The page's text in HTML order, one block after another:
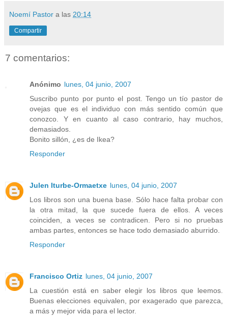
Noemí Pastor a las 20:14
Compartir
7 comentarios:
Anónimo lunes, 04 junio, 2007
Suscribo punto por punto el post. Tengo un tío pastor de
ovejas que es el individuo con más sentido común que
conozco. Y en cuanto al caso contrario, hay muchos,
demasiados.
Bonito sillón, ¿es de Ikea?
Responder
Julen Iturbe-Ormaetxe lunes, 04 junio, 2007
Los libros son una buena base. Sólo hace falta probar con
la otra mitad, la que sucede fuera de ellos. A veces
coinciden, a veces se contradicen. Pero si no pruebas
ambas partes, entonces se hace todo demasiado aburrido.
Responder
Francisco Ortiz lunes, 04 junio, 2007
La cuestión está en saber elegir los libros que leemos.
Buenas elecciones equivalen, por exagerado que parezca,
a más y mejor vida para el lector.